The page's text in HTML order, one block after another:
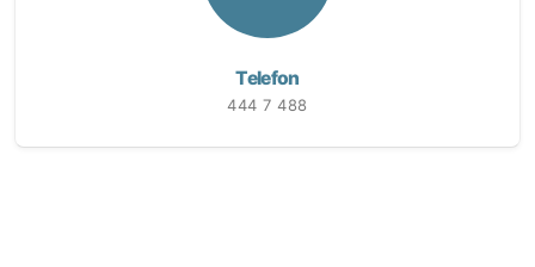
Telefon
444 7 488